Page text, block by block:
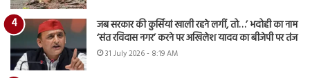
जब सरकार की कुर्सियां खाली रहने लगीं, तो…’ भदोही का नाम
‘संत रविदास नगर’ करने पर अखिलेश यादव का बीजेपी पर तंज
31 July 2026 - 8:19 AM